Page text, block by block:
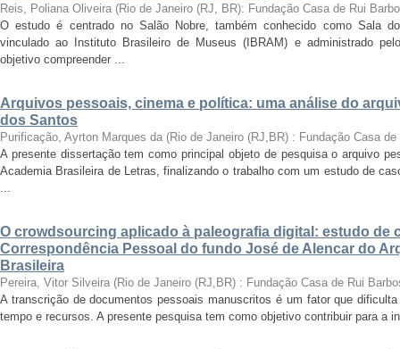
Reis, Poliana Oliveira (Rio de Janeiro (RJ, BR): Fundação Casa de Rui
O estudo é centrado no Salão Nobre, também conhecido como Sala
vinculado ao Instituto Brasileiro de Museus (IBRAM) e administrado
objetivo compreender ...
Arquivos pessoais, cinema e política: uma análise do
dos Santos
Purificação, Ayrton Marques da (Rio de Janeiro (RJ,BR) : Fundação Casa
A presente dissertação tem como principal objeto de pesquisa o arquivo
Academia Brasileira de Letras, finalizando o trabalho com um estudo de
...
O crowdsourcing aplicado à paleografia digital: estudo de
Correspondência Pessoal do fundo José de Alencar do
Brasileira
Pereira, Vitor Silveira (Rio de Janeiro (RJ,BR) : Fundação Casa de Rui
A transcrição de documentos pessoais manuscritos é um fator que
tempo e recursos. A presente pesquisa tem como objetivo contribuir para a